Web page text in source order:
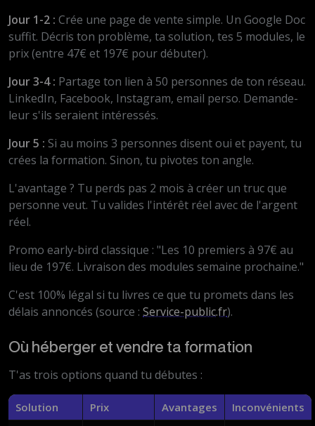
Jour 1-2 : Crée une page de vente simple. Un Google Doc
suffit. Décris ton problème, ta solution, tes 5 modules, le
prix (entre 47€ et 197€ pour débuter).
Jour 3-4 : Partage ton lien à 50 personnes de ton réseau.
LinkedIn, Facebook, Instagram, email perso. Demande-
leur s'ils seraient intéressés.
Jour 5 : Si au moins 3 personnes disent oui et payent, tu
crées la formation. Sinon, tu pivotes ton angle.
L'avantage ? Tu perds pas 2 mois à créer un truc que
personne veut. Tu valides l'intérêt réel avec de l'argent
réel.
Promo early-bird classique : "Les 10 premiers à 97€ au
lieu de 197€. Livraison des modules semaine prochaine."
C'est 100% légal si tu livres ce que tu promets dans les
délais annoncés (source : Service-public.fr).
Où héberger et vendre ta formation
T'as trois options quand tu débutes :
Solution Prix Avantages
Inconvénients